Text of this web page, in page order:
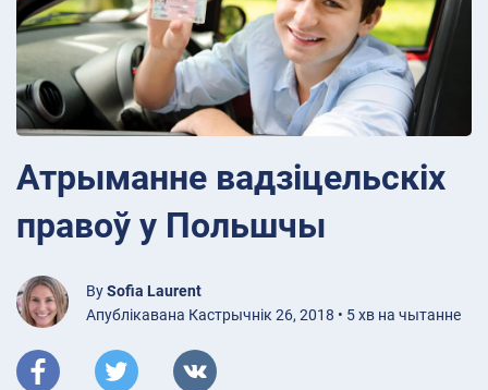
Атрыманне вадзіцельскіх
правоў у Польшчы
BySofia Laurent
Апублікавана Кастрычнік 26, 2018 • 5 хв на чытанне